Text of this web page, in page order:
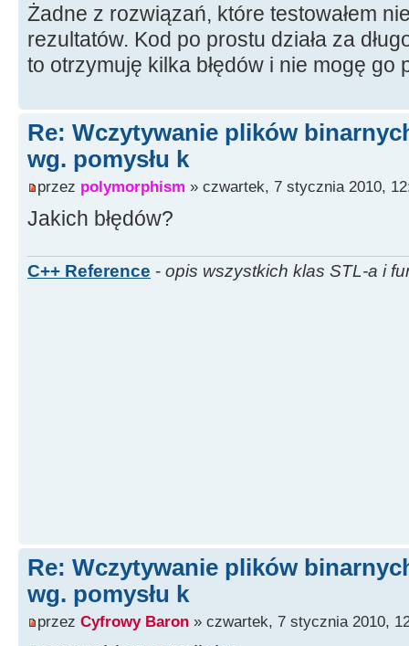
Żadne z rozwiązań, które testowałem
rezultatów. Kod po prostu działa za
to otrzymuję kilka błędów i nie mogę go
Re: Wczytywanie plików
wg. pomysłu k
przez polymorphism » czwartek, 7 stycznia 2010,
Jakich błędów?
C++ Reference - opis wszystkich klas STL-a i
Re: Wczytywanie plików
wg. pomysłu k
przez Cyfrowy Baron » czwartek, 7 stycznia 2010,